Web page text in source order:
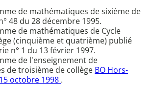
de mathématiques de sixième de
48 du 28 décembre 1995.
de mathématiques de Cycle
(cinquième et quatrième) publié
n° 1 du 13 février 1997.
de l'enseignement de
de troisième de collège BO Hors-
octobre 1998 .